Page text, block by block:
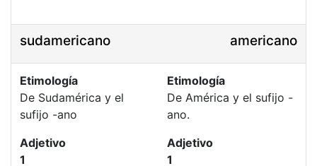
sudamericano americano
Etimología
De Sudamérica y el
sufijo -ano
Adjetivo
1
Etimología
De América y el sufijo -
ano.
Adjetivo
1